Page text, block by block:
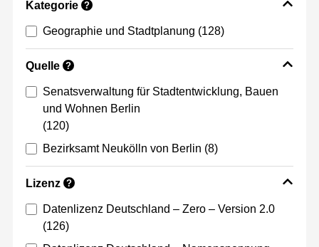
Kategorie ?
Geographie und Stadtplanung (128)
Quelle ?
Senatsverwaltung für Stadtentwicklung, Bauen
und Wohnen Berlin
(120)
Bezirksamt Neukölln von Berlin (8)
Lizenz ?
Datenlizenz Deutschland – Zero – Version 2.0
(126)